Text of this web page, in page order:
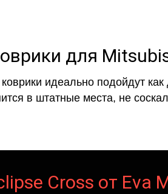
для
идеально подойдут
в штатные места, не
Cross от Eva